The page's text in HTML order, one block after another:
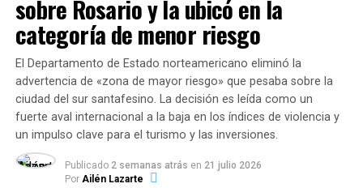
quien compraba para Vicentin, como Tomás Hinrichsen,
un reconocido broker agroindustrial. Y hubo fisuras
entre Nardelli y su tío político y ex presidente de la
Bolsa de Rosario, Alberto Padoan,dedicado desde
siempre a hacer lobby por la empresa.
Eso sí la firma pesa en la vida pública de Santa Fe como
Vicentín. Para algunos expertos, la firma que
arrancaron los hermanos Máximo, Pedro y Roberto,
Unidos o Sudáfrica, si hoy
tuviéramos que pensar en
un grupo de personas que
viven en un barrio privado o
country, ¿cómo nos las
imaginamos? ¿Cómo se
ven? Y si trabajan en la
sobre Rosario y la ubicó en la
categoría de menor riesgo
El Departamento de Estado norteamericano eliminó la
advertencia de «zona de mayor riesgo» que pesaba sobre la
ciudad del sur santafesino. La decisión es leída como un
fuerte aval internacional a la baja en los índices de violencia y
un impulso clave para el turismo y las inversiones.
Publicado 2 semanas atrás en 21 julio 2026
Por Ailén Lazarte